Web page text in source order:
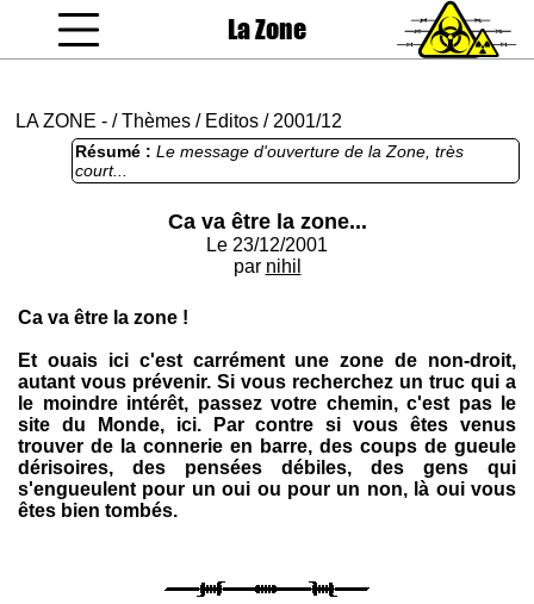
La Zone
LA ZONE - /Thèmes / Editos / 2001/12
Résumé : Le message d'ouverture de la Zone, très
court...
Ca va être la zone...
Le 23/12/2001
par nihil
Ca va être la zone !
Et ouais ici c'est carrément une zone de non-droit,
autant vous prévenir. Si vous recherchez un truc qui a
le moindre intérêt, passez votre chemin, c'est pas le
site du Monde, ici. Par contre si vous êtes venus
trouver de la connerie en barre, des coups de gueule
dérisoires, des pensées débiles, des gens qui
s'engueulent pour un oui ou pour un non, là oui vous
êtes bien tombés.